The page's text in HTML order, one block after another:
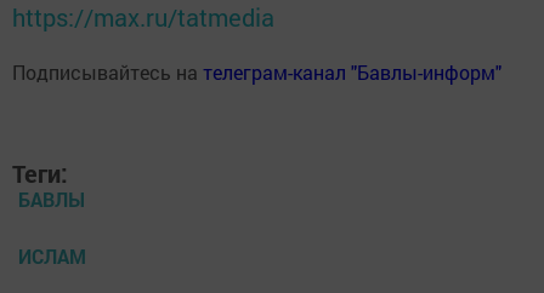
https://max.ru/tatmedia
Подписывайтесь на телеграм-канал "Бавлы-информ"
Теги:
БАВЛЫ
ИСЛАМ